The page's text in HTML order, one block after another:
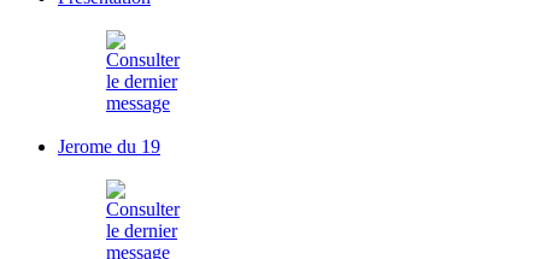
Jerome du 19